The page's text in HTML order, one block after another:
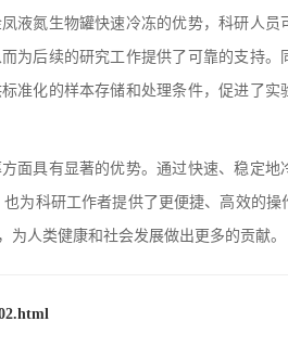
液氮生物罐快速冷冻的优势，科研人员
为后续的研究工作提供了可靠的支持。
准化的样本存储和处理条件，促进了
具有显著的优势。通过快速、稳定地
为科研工作者提供了更便捷、高效的
人类健康和社会发展做出更多的贡献。